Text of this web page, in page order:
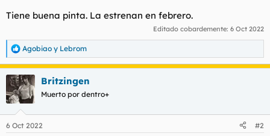
Tiene buena pinta. La estrenan en febrero.
Editado cobardemente: 6 Oct 2022
R
e
a
c
c
i
e
Agobiao y Lebrom
Britzingen
Muerto por dentro+
6 Oct 2022 #2